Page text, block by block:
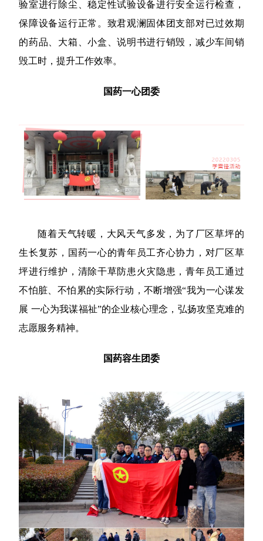
验室进行除尘、稳定性试验设备进行安全运行检查，
保障设备运行正常。致君观澜固体团支部对已过效期
的药品、大箱、小盒、说明书进行销毁，减少车间销
毁工时，提升工作效率。
国药一心团委
随着天气转暖，大风天气多发，为了厂区草坪的
生长复苏，国药一心的青年员工齐心协力，对厂区草
坪进行维护，清除干草防患火灾隐患，青年员工通过
不怕脏、不怕累的实际行动，不断增强“我为一心谋发
展 一心为我谋福祉”的企业核心理念，弘扬攻坚克难的
志愿服务精神。
国药容生团委